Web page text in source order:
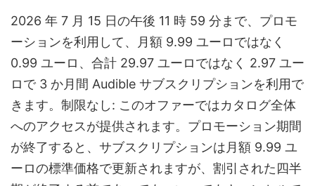
2026 年 7 月 15 日の午後 11 時 59 分まで、プロモ
ーションを利用して、月額 9.99 ユーロではなく
0.99 ユーロ、合計 29.97 ユーロではなく 2.97 ユー
ロで 3 か月間 Audible サブスクリプションを利用で
きます。制限なし: このオファーではカタログ全体
へのアクセスが提供されます。プロモーション期間
が終了すると、サブスクリプションは月額 9.99 ユ
ーロの標準価格で更新されますが、割引された四半